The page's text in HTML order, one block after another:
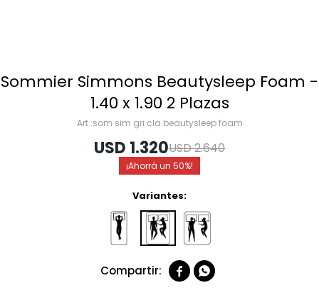
Sommier Simmons Beautysleep Foam -
1.40 x 1.90 2 Plazas
som sim gri cla beautysleep foam
USD 1.320USD2.640
50
Variantes:
 